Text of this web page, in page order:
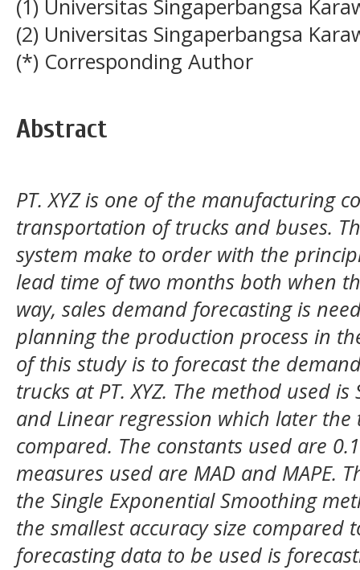
(1) Universitas Singaperbangsa
(2) Universitas Singaperbangsa
(*) Corresponding Author
Abstract
PT. XYZ is one of the manufacturing
transportation of trucks and buses.
system make to order with the
lead time of two months both when
way, sales demand forecasting is
planning the production process in
of this study is to forecast the
trucks at PT. XYZ. The method used
and Linear regression which later
compared. The constants used are
measures used are MAD and MAPE.
the Single Exponential Smoothing
the smallest accuracy size compared
forecasting data to be used is